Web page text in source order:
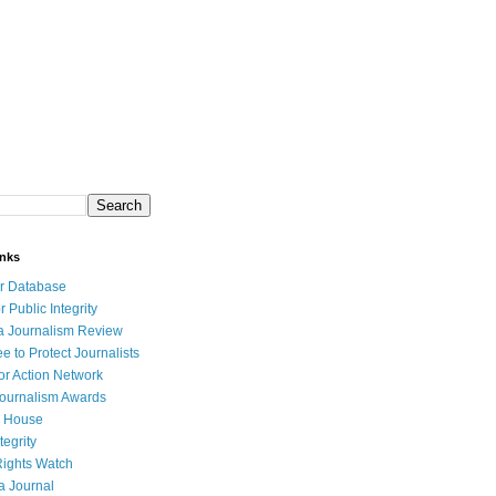
Database
Public Integrity
Journalism Review
to Protect Journalists
Action Network
Awards
House
Watch
Journal